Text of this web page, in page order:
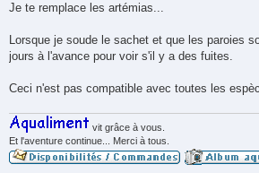
g
Je te remplace les artémias...
Lorsque je soude le sachet et que les paroies
jours à l'avance pour voir s'il y a des fuites.
Ceci n'est pas compatible avec toutes les
vit grâce à vous.
Et l'aventure continue... Merci à tous.